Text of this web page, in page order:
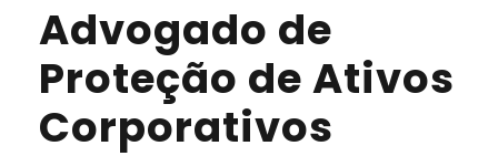
Advogado de
Proteção de Ativos
Corporativos